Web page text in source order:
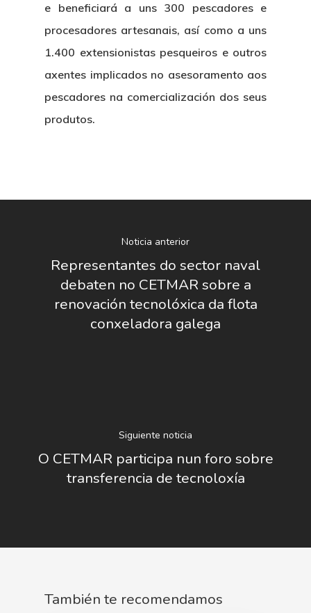
e beneficiará a uns 300 pescadores e
procesadores artesanais, así como a uns
1.400 extensionistas pesqueiros e outros
axentes implicados no asesoramento aos
pescadores na comercialización dos seus
produtos.
Noticia anterior
Representantes do sector naval
debaten no CETMAR sobre a
renovación tecnolóxica da flota
conxeladora galega
Siguiente noticia
O CETMAR participa nun foro sobre
transferencia de tecnoloxía
También te recomendamos
Patronato
Eventos
Publicaciones